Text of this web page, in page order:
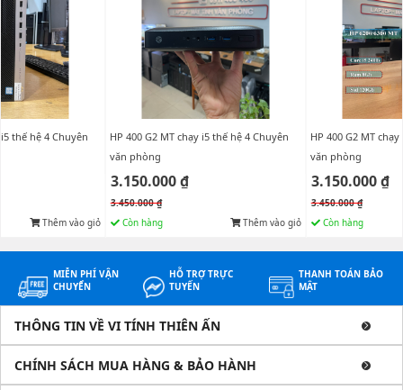
thế hệ 4 Chuyên
Thêm vào giỏ
HP 400 G2 MT chạy i5 thế hệ 4 Chuyên
văn phòng
3.150.000 ₫
3.450.000 ₫
Còn hàng
Thêm vào giỏ
HP 400 G2 MT
văn phòng
3.150.000 ₫
3.450.000 ₫
Còn hàng
MIỄN PHÍ VẬN
CHUYỂN
HỖ TRỢ TRỰC
TUYẾN
THANH TOÁN BẢO
MẬT
THÔNG TIN VỀ VI TÍNH THIÊN ẤN
CHÍNH SÁCH MUA HÀNG & BẢO HÀNH